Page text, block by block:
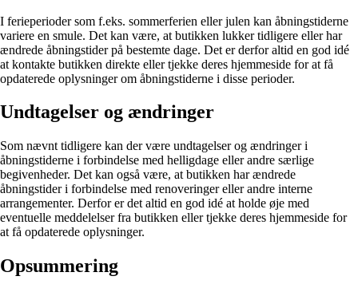
I ferieperioder som f.eks. sommerferien eller julen kan åbningstiderne
variere en smule. Det kan være, at butikken lukker tidligere eller har
ændrede åbningstider på bestemte dage. Det er derfor altid en god idé
at kontakte butikken direkte eller tjekke deres hjemmeside for at få
opdaterede oplysninger om åbningstiderne i disse perioder.
Undtagelser og ændringer
Som nævnt tidligere kan der være undtagelser og ændringer i
åbningstiderne i forbindelse med helligdage eller andre særlige
begivenheder. Det kan også være, at butikken har ændrede
åbningstider i forbindelse med renoveringer eller andre interne
arrangementer. Derfor er det altid en god idé at holde øje med
eventuelle meddelelser fra butikken eller tjekke deres hjemmeside for
at få opdaterede oplysninger.
Opsummering